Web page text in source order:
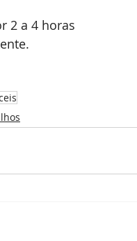
2 a 4 horas